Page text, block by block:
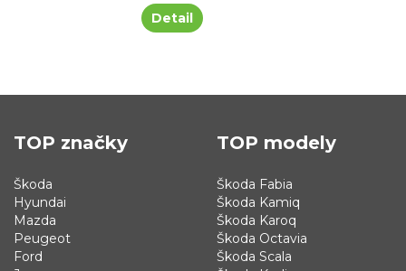
Detail
TOP značky
Škoda
Hyundai
Mazda
Peugeot
Ford
TOP modely
Škoda Fabia
Škoda Kamiq
Škoda Karoq
Škoda Octavia
Škoda Scala